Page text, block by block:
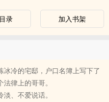
录 加入书架
冷的宅邸，户口名簿上写下了
律上的哥哥。
、不爱说话。